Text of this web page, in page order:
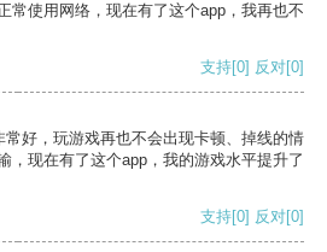
常使用网络，现在有了这个app，我再也不
支持[0] 反对[0]
好，玩游戏再也不会出现卡顿、掉线的情
，现在有了这个app，我的游戏水平提升了
支持[0] 反对[0]